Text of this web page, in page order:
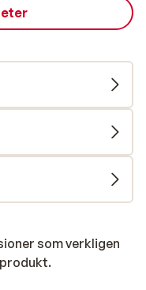
som verkligen